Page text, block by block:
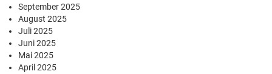
September 2025
August 2025
Juli 2025
Juni 2025
Mai 2025
April 2025